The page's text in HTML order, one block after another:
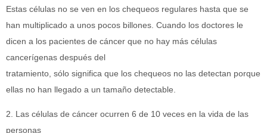
Estas células no se ven en los chequeos regulares hasta que se
han multiplicado a unos pocos billones. Cuando los doctores le
dicen a los pacientes de cáncer que no hay más células
cancerígenas después del
tratamiento, sólo significa que los chequeos no las detectan porque
ellas no han llegado a un tamaño detectable.
2. Las células de cáncer ocurren 6 de 10 veces en la vida de las
personas